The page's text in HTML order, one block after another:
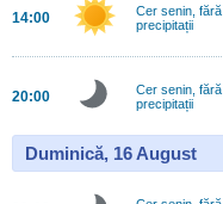
14:00
Cer senin, fără
precipitații
20:00
Cer senin, fără
precipitații
Duminică, 16 August